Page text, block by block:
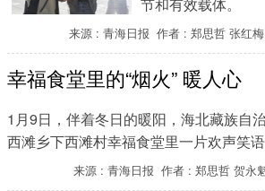
来源 : 青海日报 作者 : 郑思哲 张红
幸福食堂里的“烟火” 暖人心
1月9日，伴着冬日的暖阳，海北藏族自
西滩乡下西滩村幸福食堂里一片欢声笑语
来源 : 青海日报 作者 : 郑思哲 贺永